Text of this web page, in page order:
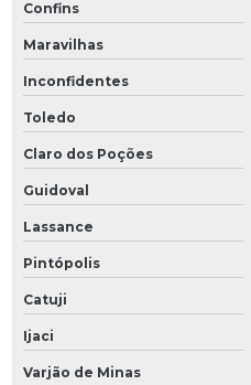
Confins
Maravilhas
Inconfidentes
Toledo
Claro dos Poções
Guidoval
Lassance
Pintópolis
Catuji
Ijaci
Varjão de Minas